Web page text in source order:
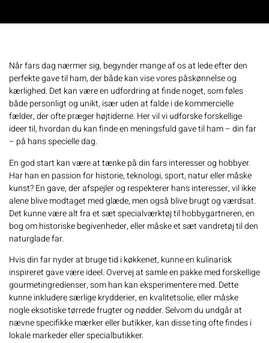
Når fars dag nærmer sig, begynder mange af os at lede efter den
perfekte gave til ham, der både kan vise vores påskønnelse og
kærlighed. Det kan være en udfordring at finde noget, som føles
både personligt og unikt, især uden at falde i de kommercielle
fælder, der ofte præger højtiderne. Her vil vi udforske forskellige
ideer til, hvordan du kan finde en meningsfuld gave til ham – din far
– på hans specielle dag.
En god start kan være at tænke på din fars interesser og hobbyer.
Har han en passion for historie, teknologi, sport, natur eller måske
kunst? En gave, der afspejler og respekterer hans interesser, vil ikke
alene blive modtaget med glæde, men også blive brugt og værdsat.
Det kunne være alt fra et sæt specialværktøj til hobbygartneren, en
bog om historiske begivenheder, eller måske et sæt vandretøj til den
naturglade far.
Hvis din far nyder at bruge tid i køkkenet, kunne en kulinarisk
inspireret gave være ideel. Overvej at samle en pakke med forskellige
gourmetingredienser, som han kan eksperimentere med. Dette
kunne inkludere særlige krydderier, en kvalitetsolie, eller måske
nogle eksotiske tørrede frugter og nødder. Selvom du undgår at
nævne specifikke mærker eller butikker, kan disse ting ofte findes i
lokale markeder eller specialbutikker.